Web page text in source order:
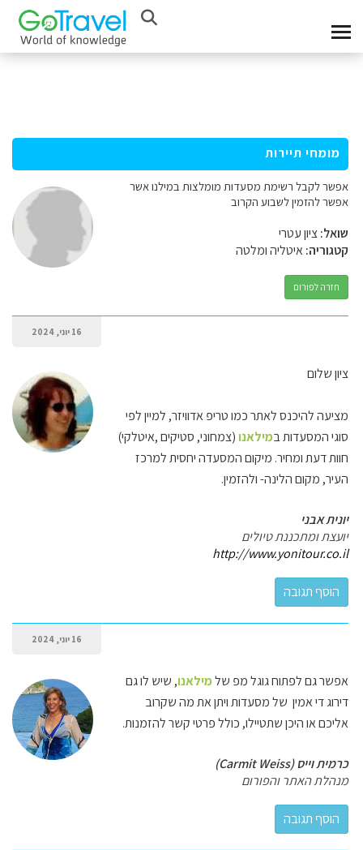
מומחי תיירות
אפשר לקבל רשימת מסעדות מומלצות במילנו אשר
אפשר להזמין לשבוע הקרוב
שואל:ציון עטרי
קטגוריה:איטליה ומלטה
חזרה לפורום
16 יוני, 2024
ציון שלום
מציעה להיכנס לאתר כמו טריפ אדוויזר, למיין לפי
סוגי המסעדות במילאנו (צמחוני, סטיקים ,איטלקי)
חוות דעת ומחיר. מיקום המסעדה יחסית למרכז
העיר, מקום הלינה- ולהזמין.
יונית אבני
יועצת ומתכננת טיולים
http://www.yonitour.co.il
16 יוני, 2024
אפשר גם לפתוח גוגל מפ שלמילאנו, שיש לו גם
דירוג די אמין של מסעדות ויתן את מה שקרוב
אליכם או היכן שתטיילו, כולל פרטי קשר להזמנות.
כרמית וייס (Carmit Weiss)
מנהלת האתר והפורום